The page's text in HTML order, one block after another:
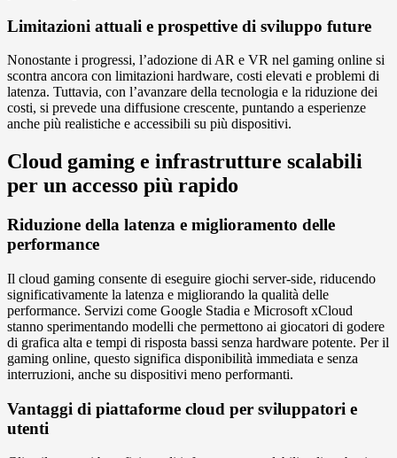
Limitazioni attuali e prospettive di sviluppo future
Nonostante i progressi, l’adozione di AR e VR nel gaming online si
scontra ancora con limitazioni hardware, costi elevati e problemi di
latenza. Tuttavia, con l’avanzare della tecnologia e la riduzione dei
costi, si prevede una diffusione crescente, puntando a esperienze
anche più realistiche e accessibili su più dispositivi.
Cloud gaming e infrastrutture scalabili
per un accesso più rapido
Riduzione della latenza e miglioramento delle
performance
Il cloud gaming consente di eseguire giochi server-side, riducendo
significativamente la latenza e migliorando la qualità delle
performance. Servizi come Google Stadia e Microsoft xCloud
stanno sperimentando modelli che permettono ai giocatori di godere
di grafica alta e tempi di risposta bassi senza hardware potente. Per il
gaming online, questo significa disponibilità immediata e senza
interruzioni, anche su dispositivi meno performanti.
Vantaggi di piattaforme cloud per sviluppatori e
utenti